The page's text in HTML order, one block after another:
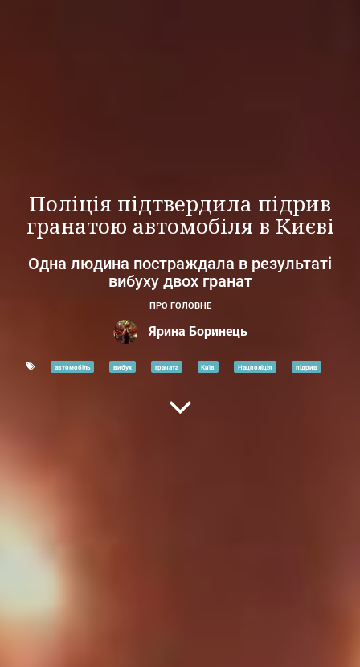
Поліція підтвердила підрив
гранатою автомобіля в Києві
Одна людина постраждала в результаті
вибуху двох гранат
ПРО ГОЛОВНЕ
Ярина Боринець
автомобіль вибух граната Київ Нацполіція підрив